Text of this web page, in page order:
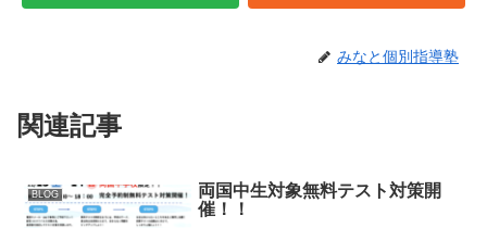
みなと個別指導塾
関連記事
BLOG
両国中生対象無料テスト対策開
催！！